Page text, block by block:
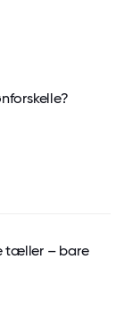
tæller – bare